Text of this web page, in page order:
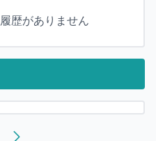
歴がありません